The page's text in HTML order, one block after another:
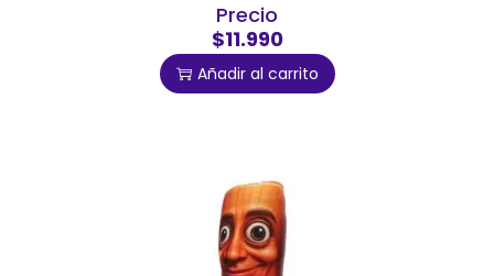
Precio
$11.990
Añadir al carrito